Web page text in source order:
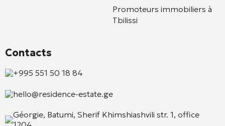
Promoteurs immobiliers à
Tbilissi
Contacts
+995 551 50 18 84
hello@residence-estate.ge
Géorgie, Batumi, Sherif Khimshiashvili str. 1, office